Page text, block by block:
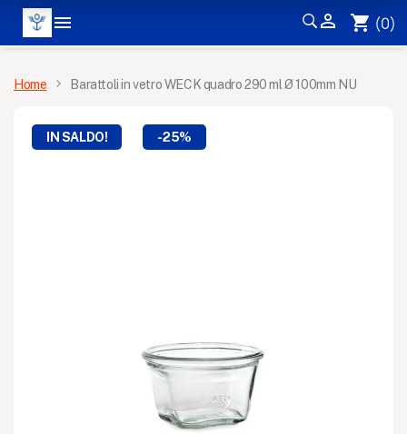
  shopping_cart (0)
MENÙ
Home Barattoli in vetro WECK quadro 290 ml Ø 100mm NU
IN SALDO! -25%